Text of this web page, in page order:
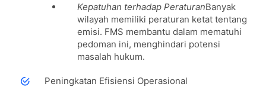
Kepatuhan terhadap PeraturanBanyak
wilayah memiliki peraturan ketat tentang
emisi. FMS membantu dalam mematuhi
pedoman ini, menghindari potensi
masalah hukum.
Peningkatan Efisiensi Operasional